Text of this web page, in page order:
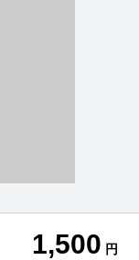
1,500 円